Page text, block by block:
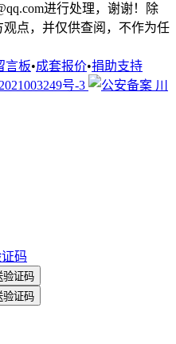
进行处理，谢谢！除
点，并仅供查阅，不作为任
言板•成套报价•捐助支持
号-3
川